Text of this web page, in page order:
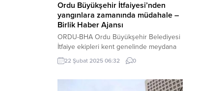
Ordu Büyükşehir İtfaiyesi’nden
yangınlara zamanında müdahale –
Birlik Haber Ajansı
ORDU-BHA Ordu Büyükşehir Belediyesi
İtfaiye ekipleri kent genelinde meydana
gelen yangınlara yoğun kar yağışına
rağmen zaman kaybetmeden müdahale
İtfaiye ekipleri kent genelinde meydana
22 Şubat 2025 06:32 0